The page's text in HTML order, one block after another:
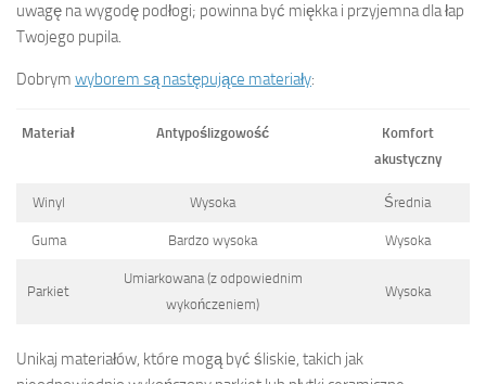
uwagę na wygodę podłogi; powinna być miękka i przyjemna dla łap
Twojego pupila.
Dobrym wyborem są następujące materiały:
Materiał Antypoślizgowość
Komfort
akustyczny
Winyl Wysoka Średnia
Guma Bardzo wysoka Wysoka
Parkiet
Umiarkowana (z odpowiednim
wykończeniem)
Wysoka
Unikaj materiałów, które mogą być śliskie, takich jak